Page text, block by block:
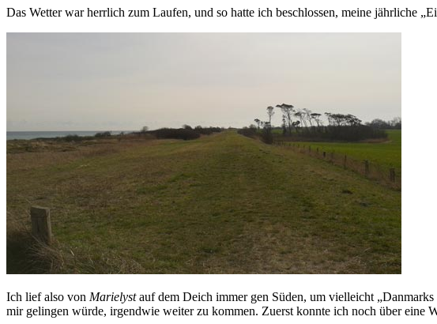
Das Wetter war herrlich zum Laufen, und so hatte ich beschlossen, meine jährliche
Ich lief also von Marielystauf dem Deich immer gen Süden, um vielleicht „Danmarks
mir gelingen würde, irgendwie weiter zu kommen. Zuerst konnte ich noch über eine